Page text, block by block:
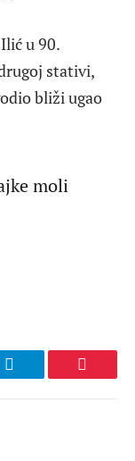
u 90.
stativi,
bliži ugao
moli
Telegram